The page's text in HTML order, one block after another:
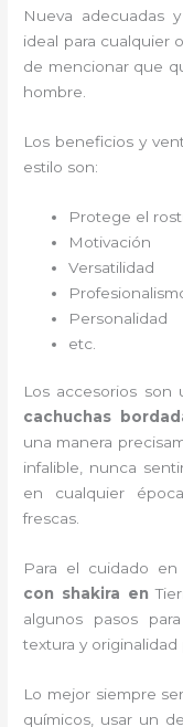
Nueva adecuadas
ideal para cualquier
de mencionar que
hombre.
Los beneficios y
estilo son:
Protege el
Motivación
Versatilidad
Personalidad
etc.
Los accesorios
cachuchas
una manera
infalible, nunca
en cualquier
frescas.
Para el cuidado
con shakira en
algunos pasos
textura y originalidad
Lo mejor siempre
químicos, usar un